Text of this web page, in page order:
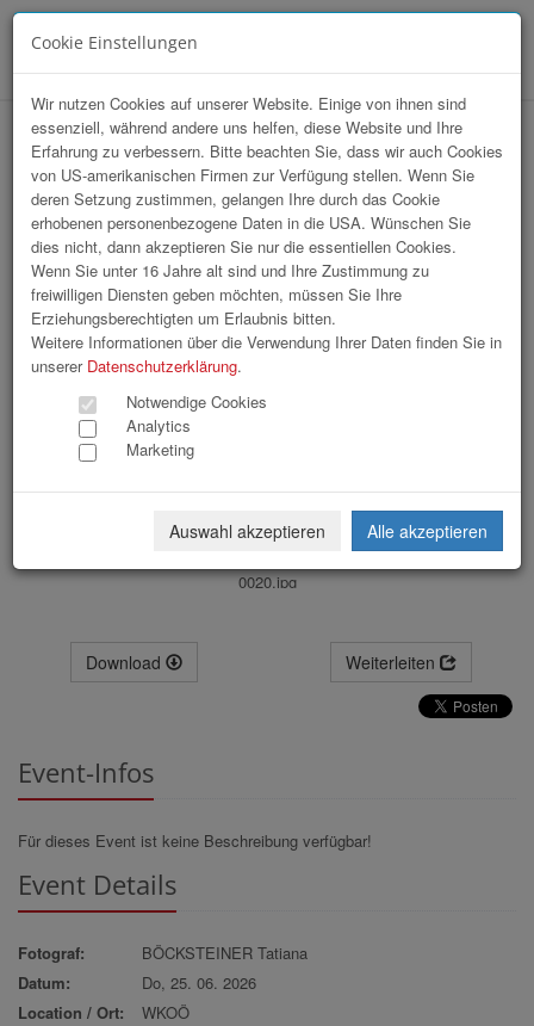
WKOÖ Direktvertrieb / KI Workshop
0020.jpg
Download Weiterleiten
Event-Infos
Für dieses Event ist keine Beschreibung verfügbar!
Event Details
Fotograf:
BÖCKSTEINER Tatiana
Datum:
Do, 25. 06. 2026
Location / Ort:
WKOÖ
Cookie Einstellungen
Wir nutzen Cookies auf unserer Website. Einige von ihnen sind
essenziell, während andere uns helfen, diese Website und Ihre
Erfahrung zu verbessern. Bitte beachten Sie, dass wir auch Cookies
von US-amerikanischen Firmen zur Verfügung stellen. Wenn Sie
deren Setzung zustimmen, gelangen Ihre durch das Cookie
erhobenen personenbezogene Daten in die USA. Wünschen Sie
dies nicht, dann akzeptieren Sie nur die essentiellen Cookies.
Wenn Sie unter 16 Jahre alt sind und Ihre Zustimmung zu
freiwilligen Diensten geben möchten, müssen Sie Ihre
Erziehungsberechtigten um Erlaubnis bitten.
Weitere Informationen über die Verwendung Ihrer Daten finden Sie in
unserer Datenschutzerklärung.
Notwendige Cookies
Analytics
Marketing
Auswahl akzeptieren Alle akzeptieren